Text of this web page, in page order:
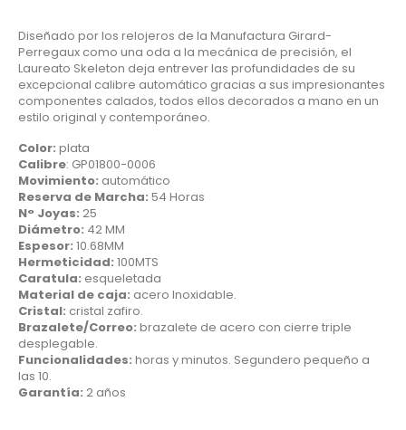
Diseñado por los relojeros de la Manufactura Girard-
Perregaux como una oda a la mecánica de precisión, el
Laureato Skeleton deja entrever las profundidades de su
excepcional calibre automático gracias a sus impresionantes
componentes calados, todos ellos decorados a mano en un
estilo original y contemporáneo.
Color: plata
Calibre: GP01800-0006
Movimiento: automático
Reserva de Marcha: 54 Horas
N° Joyas: 25
Diámetro: 42 MM
Espesor: 10.68MM
Hermeticidad: 100MTS
Caratula: esqueletada
Material de caja: acero Inoxidable.
Cristal: cristal zafiro.
Brazalete/Correo: brazalete de acero con cierre triple
desplegable.
Funcionalidades: horas y minutos. Segundero pequeño a
las 10.
Garantía: 2 años